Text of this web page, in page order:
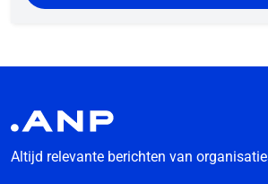
Altijd relevante berichten van